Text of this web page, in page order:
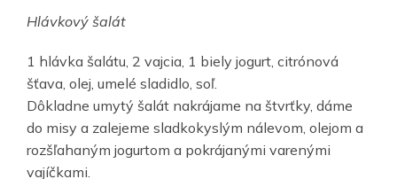
Hlávkový šalát
1 hlávka šalátu, 2 vajcia, 1 biely jogurt, citrónová
šťava, olej, umelé sladidlo, soľ.
Dôkladne umytý šalát nakrájame na štvrťky, dáme
do misy a zalejeme sladkokyslým nálevom, olejom a
rozšľahaným jogurtom a pokrájanými varenými
vajíčkami.